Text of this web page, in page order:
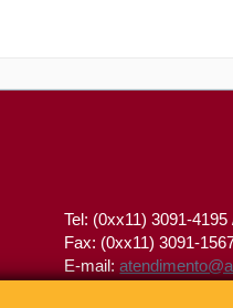
Tel: (0xx11) 3091-
Fax: (0xx11) 3091-
E-mail: